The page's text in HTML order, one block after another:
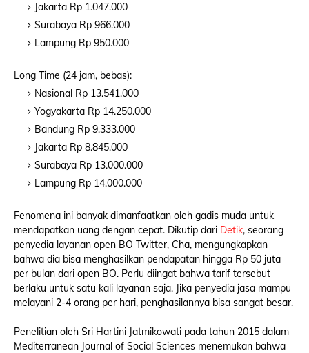
Jakarta Rp 1.047.000
Surabaya Rp 966.000
Lampung Rp 950.000
Long Time (24 jam, bebas):
Nasional Rp 13.541.000
Yogyakarta Rp 14.250.000
Bandung Rp 9.333.000
Jakarta Rp 8.845.000
Surabaya Rp 13.000.000
Lampung Rp 14.000.000
Fenomena ini banyak dimanfaatkan oleh gadis muda untuk
mendapatkan uang dengan cepat. Dikutip dari Detik, seorang
penyedia layanan open BO Twitter, Cha, mengungkapkan
bahwa dia bisa menghasilkan pendapatan hingga Rp 50 juta
per bulan dari open BO. Perlu diingat bahwa tarif tersebut
berlaku untuk satu kali layanan saja. Jika penyedia jasa mampu
melayani 2-4 orang per hari, penghasilannya bisa sangat besar.
Penelitian oleh Sri Hartini Jatmikowati pada tahun 2015 dalam
Mediterranean Journal of Social Sciences menemukan bahwa